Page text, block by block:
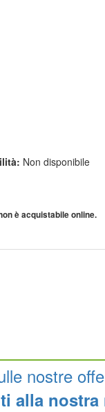
Non disponibile
è acquistabile online.
nostre
alla nostra